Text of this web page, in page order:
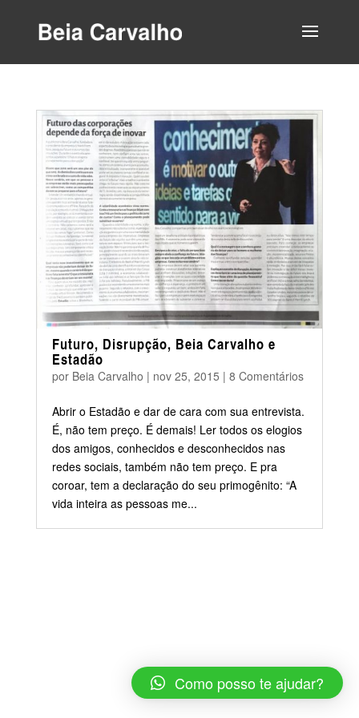
Futuro, Disrupção, Beia Carvalho e
Estadão
por Beia Carvalho | nov 25, 2015 | 8 Comentários
Abrir o Estadão e dar de cara com sua entrevista.
É, não tem preço. É demais! Ler todos os elogios
dos amigos, conhecidos e desconhecidos nas
redes sociais, também não tem preço. E pra
coroar, tem a declaração do seu primogênito: “A
vida inteira as pessoas me...
Como posso te ajudar?